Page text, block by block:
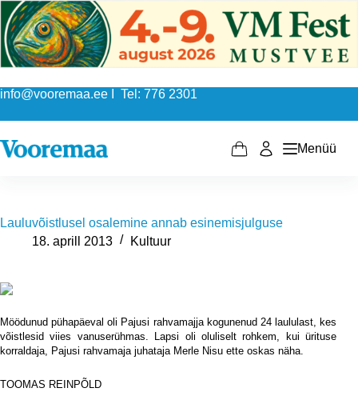
Skip
to
content
info@vooremaa.ee I Tel: 776 2301
Shopping
Menüü
Lauluvõistlusel osalemine annab esinemisjulguse
18. aprill 2013
Kultuur
Möödunud pühapäeval oli Pajusi rahvamajja kogunenud 24 laululast, kes
võistlesid viies vanuserühmas. Lapsi oli oluliselt rohkem, kui ürituse
korraldaja, Pajusi rahvamaja juhataja Merle Nisu ette oskas näha.
TOOMAS REINPÕLD